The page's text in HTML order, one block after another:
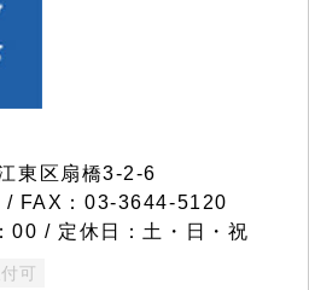
東区扇橋3-2-6
FAX：03-3644-5120
00 / 定休日：土・日・祝
可